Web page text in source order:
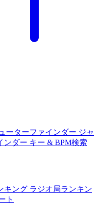
ーターファインダー ジャ
ンダー キー & BPM検索
キング ラジオ局ランキン
ト